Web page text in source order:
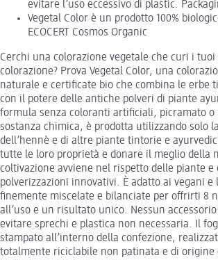
evitare l’uso eccessivo di plastic.
Vegetal Color è un prodotto 100%
ECOCERT Cosmos Organic
Cerchi una colorazione vegetale che curi i
colorazione? Prova Vegetal Color, una
naturale e certificate bio che combina le erbe
con il potere delle antiche polveri di piante
formula senza coloranti artificiali, picramato o
sostanza chimica, è prodotta utilizzando solo
dell’hennè e di altre piante tintorie e
tutte le loro proprietà e donare il meglio della
coltivazione avviene nel rispetto delle piante e
polverizzazioni innovativi. È adatto ai vegani e
finemente miscelate e bilanciate per offrirti 8
all’uso e un risultato unico. Nessun
evitare sprechi e plastica non necessaria. Il
stampato all’interno della confezione,
totalmente riciclabile non patinata e di origine